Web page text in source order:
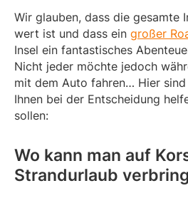
Wir glauben, dass die gesamte
wert ist und dass ein großer
Insel ein fantastisches
Nicht jeder möchte jedoch
mit dem Auto fahren… Hier
Ihnen bei der Entscheidung
sollen:
Wo kann man auf
Strandurlaub